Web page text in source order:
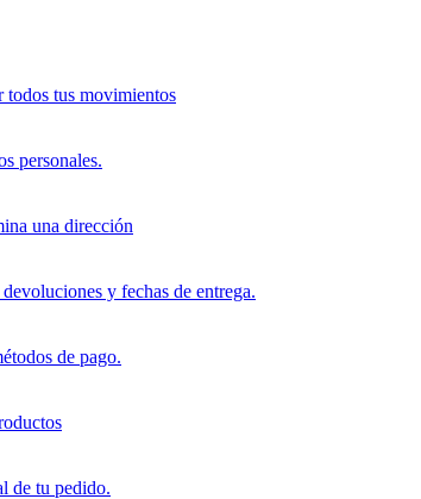
todos tus movimientos
personales.
una dirección
y fechas de entrega.
de pago.
de tu pedido.